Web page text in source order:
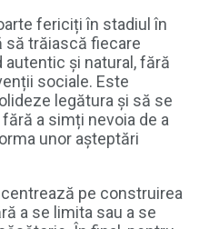
fericiți în stadiul în
să trăiască fiecare
și natural, fără
sociale. Este
legătura și să se
a simți nevoia de a
unor așteptări
pe construirea
a se limita sau a se